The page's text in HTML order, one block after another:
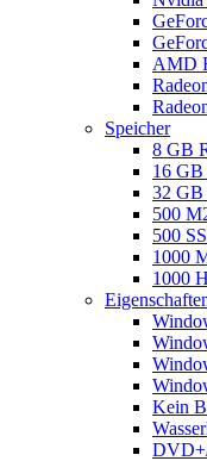
AMD
Speicher
8 GB
16 GB
32 GB
500
500
1000
1000
Kein